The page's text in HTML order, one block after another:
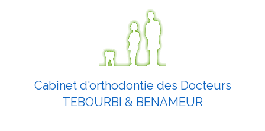
Cabinet d'orthodontie des Docteurs
TEBOURBI & BENAMEUR